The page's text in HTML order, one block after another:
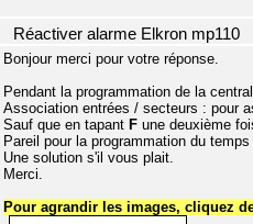
Réactiver alarme Elkron mp110
Bonjour merci pour votre réponse.
Pendant la programmation de la
Association entrées / secteurs : pour
Sauf que en tapant F une deuxième
Pareil pour la programmation du temps
Une solution s'il vous plait.
Merci.
Pour agrandir les images, cliquez